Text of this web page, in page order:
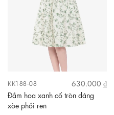
KK188-08
630.000 ₫
Đầm hoa xanh cổ tròn dáng
xòe phối ren